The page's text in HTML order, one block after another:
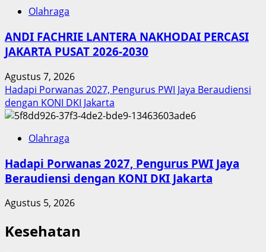
Olahraga
ANDI FACHRIE LANTERA NAKHODAI PERCASI
JAKARTA PUSAT 2026-2030
Agustus 7, 2026
Hadapi Porwanas 2027, Pengurus PWI Jaya Beraudiensi
dengan KONI DKI Jakarta
Olahraga
Hadapi Porwanas 2027, Pengurus PWI Jaya
Beraudiensi dengan KONI DKI Jakarta
Agustus 5, 2026
Kesehatan